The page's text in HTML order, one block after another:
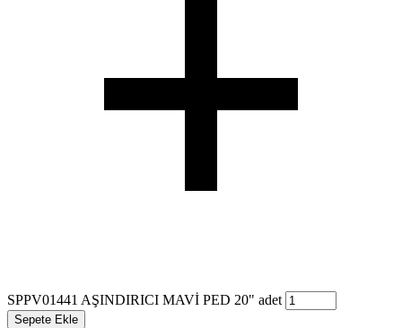
SPPV01441 AŞINDIRICI MAVİ PED 20" adet
Sepete Ekle